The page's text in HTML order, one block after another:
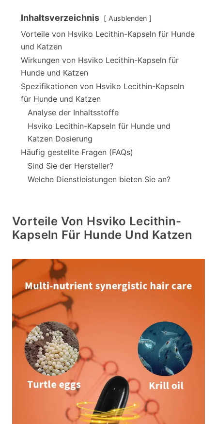
Inhaltsverzeichnis Ausblenden
Vorteile von Hsviko Lecithin-Kapseln für Hunde
und Katzen
Wirkungen von Hsviko Lecithin-Kapseln für
Hunde und Katzen
Spezifikationen von Hsviko Lecithin-Kapseln
für Hunde und Katzen
Analyse der Inhaltsstoffe
Hsviko Lecithin-Kapseln für Hunde und
Katzen Dosierung
Häufig gestellte Fragen (FAQs)
Sind Sie der Hersteller?
Welche Dienstleistungen bieten Sie an?
Vorteile Von Hsviko Lecithin-
Kapseln Für Hunde Und Katzen